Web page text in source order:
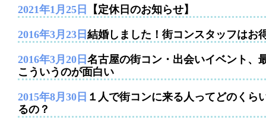
2021年1月25日 【定休日のお知らせ】
2016年3月23日 結婚しました！街コンスタッフはお
2016年3月20日 名古屋の街コン・出会いイベント、
こういうのが面白い
2015年8月30日 １人で街コンに来る人ってどのくら
るの？